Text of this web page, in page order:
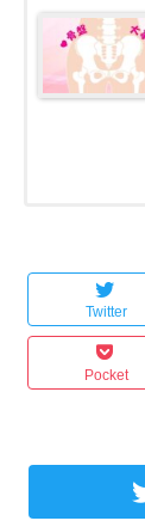
Twitter
Pocket